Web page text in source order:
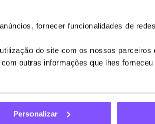
fornecer funcionalidades de
do site com os nossos parceiros
outras informações que lhes
Personalizar
de gravação avançados,
menor. A razão é simples – ser
atenção aos detalhes e até
média de $ 70,000 por ano.